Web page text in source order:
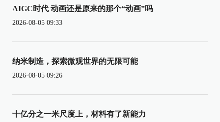
AIGC时代 动画还是原来的那个“动画”吗
2026-08-05 09:33
纳米制造，探索微观世界的无限可能
2026-08-05 09:26
十亿分之一米尺度上，材料有了新能力